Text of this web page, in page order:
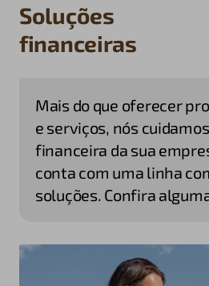
Soluções
financeiras
Mais do que oferecer
e serviços, nós
financeira da sua
conta com uma linha
soluções. Confira